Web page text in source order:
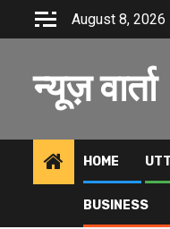
August 8, 2026
न्यूज़ वार्ता
HOME
BUSINESS